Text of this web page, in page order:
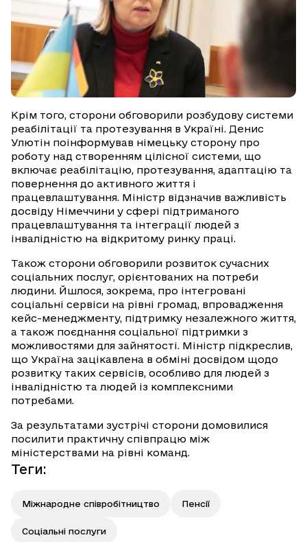
Крім того, сторони обговорили розбудову системи
реабілітації та протезування в Україні. Денис
Улютін поінформував німецьку сторону про
роботу над створенням цілісної системи, що
включає реабілітацію, протезування, адаптацію та
повернення до активного життя і
працевлаштування. Міністр відзначив важливість
досвіду Німеччини у сфері підтриманого
працевлаштування та інтеграції людей з
інвалідністю на відкритому ринку праці.
Також сторони обговорили розвиток сучасних
соціальних послуг, орієнтованих на потреби
людини. Йшлося, зокрема, про інтегровані
соціальні сервіси на рівні громад, впровадження
кейс-менеджменту, підтримку незалежного життя,
а також поєднання соціальної підтримки з
можливостями для зайнятості. Міністр підкреслив,
що Україна зацікавлена в обміні досвідом щодо
розвитку таких сервісів, особливо для людей з
інвалідністю та людей із комплексними
потребами.
За результатами зустрічі сторони домовилися
посилити практичну співпрацю між
міністерствами на рівні команд.
Теги:
Міжнародне співробітництво Пенсії
Соціальні послуги